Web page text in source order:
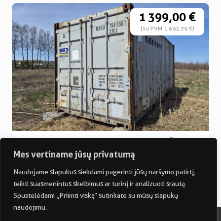
Mes vertiname jūsų privatumą
Naudojame slapukus siekdami pagerinti jūsų naršymo patirtį,
teikti suasmenintus skelbimus ar turinį ir analizuoti srautą.
Spustelėdami „Priimti viską“ sutinkate su mūsų slapukų
naudojimu.
1 399,00 €
(su PVM 1 692,79 €)
20′ pėdų jūrinis konteineris
5,90m
2,35m
13,86m
33,13m 3 2000 kg